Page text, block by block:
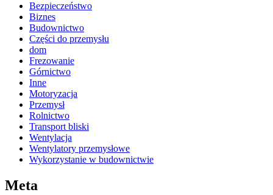
Bezpieczeństwo
Biznes
Budownictwo
Części do przemysłu
dom
Frezowanie
Górnictwo
Inne
Motoryzacja
Przemysł
Rolnictwo
Transport bliski
Wentylacja
Wentylatory przemysłowe
Wykorzystanie w budownictwie
Meta